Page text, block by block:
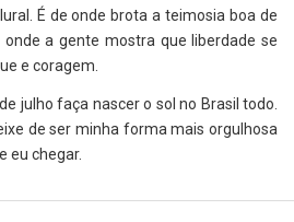
É de onde brota a teimosia boa de
a gente mostra que liberdade se
e coragem.
julho faça nascer o sol no Brasil todo.
de ser minha forma mais orgulhosa
eu chegar.